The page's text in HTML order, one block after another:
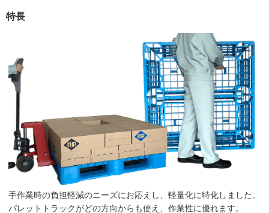
特長
手作業時の負担軽減のニーズにお応えし、軽量化に特化しました。
パレットトラックがどの方向からも使え、作業性に優れます。